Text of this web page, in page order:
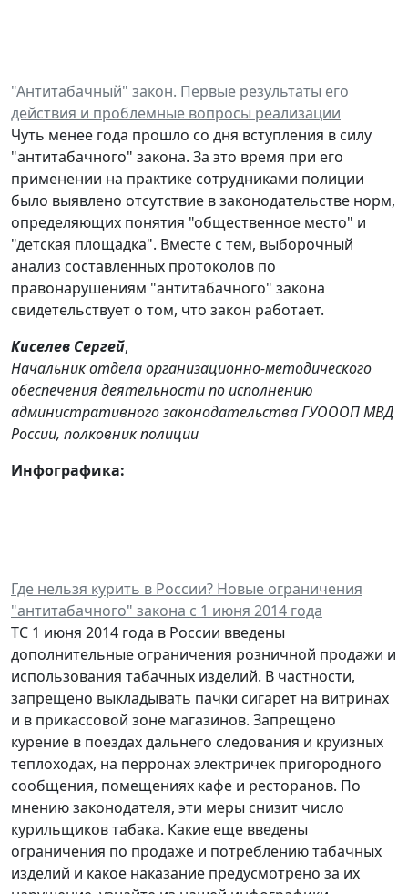
"Антитабачный" закон. Первые результаты его
действия и проблемные вопросы реализации
Чуть менее года прошло со дня вступления в силу
"антитабачного" закона. За это время при его
применении на практике сотрудниками полиции
было выявлено отсутствие в законодательстве норм,
определяющих понятия "общественное место" и
"детская площадка". Вместе с тем, выборочный
анализ составленных протоколов по
правонарушениям "антитабачного" закона
свидетельствует о том, что закон работает.
Киселев Сергей,
Начальник отдела организационно-методического
обеспечения деятельности по исполнению
административного законодательства ГУОООП МВД
России, полковник полиции
Инфографика:
Где нельзя курить в России? Новые ограничения
"антитабачного" закона с 1 июня 2014 года
ТС 1 июня 2014 года в России введены
дополнительные ограничения розничной продажи и
использования табачных изделий. В частности,
запрещено выкладывать пачки сигарет на витринах
и в прикассовой зоне магазинов. Запрещено
курение в поездах дальнего следования и круизных
теплоходах, на перронах электричек пригородного
сообщения, помещениях кафе и ресторанов. По
мнению законодателя, эти меры снизит число
курильщиков табака. Какие еще введены
ограничения по продаже и потреблению табачных
изделий и какое наказание предусмотрено за их